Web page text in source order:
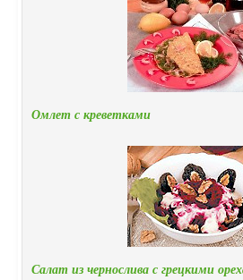
Омлет с креветками
Салат из чернослива с грецкими